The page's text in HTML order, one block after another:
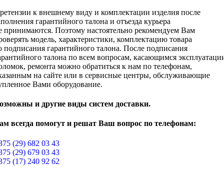
к внешнему виду и комплектации изделия после
гарантийного талона и отъезда курьера
принимаются. Поэтому настоятельно рекомендуем Вам
модель, характеристики, комплектацию товара
подписания гарантийного талона. После подписания
талона по всем вопросам, касающимся
ремонта можно обратиться к нам по телефонам,
на сайте или в сервисные центры, обслуживающие
Вами оборудование.
и другие виды систем доставки.
всегда помогут и решат Ваш вопрос по телефонам:
(29) 682 03 43
(29) 679 03 43
(17) 240 92 62